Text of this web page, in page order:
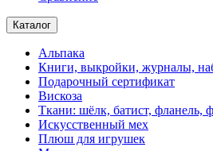
Каталог
Альпака
Книги, выкройки, журналы,
Подарочный сертификат
Вискоза
Ткани: шёлк, батист, фланель,
Искусственный мех
Плюш для игрушек